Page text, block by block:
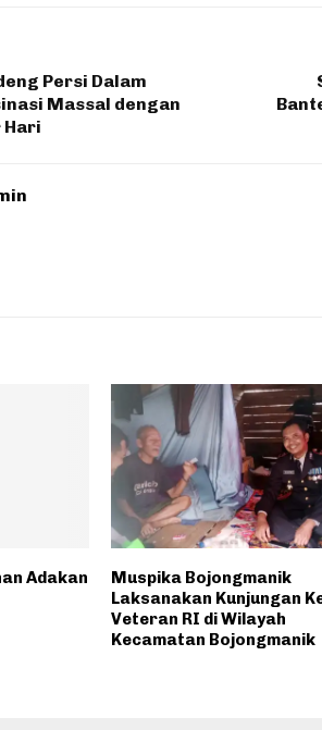
Persi Dalam
Massal dengan
Hari
Adakan
Muspika Bojongmanik
Laksanakan Kunjungan
Veteran RI di Wilayah
Kecamatan Bojongmanik